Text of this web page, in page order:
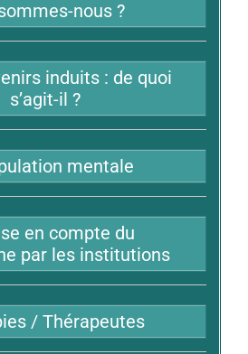
nous ?
induits : de quoi
s’agit-il ?
mentale
en compte du
par les institutions
/ Thérapeutes